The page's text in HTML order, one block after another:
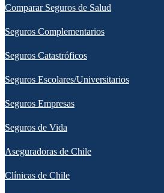
Comparar Seguros de Salud
Seguros Complementarios
Seguros Catastróficos
Seguros Escolares/Universitarios
Seguros Empresas
Seguros de Vida
Aseguradoras de Chile
Clínicas de Chile